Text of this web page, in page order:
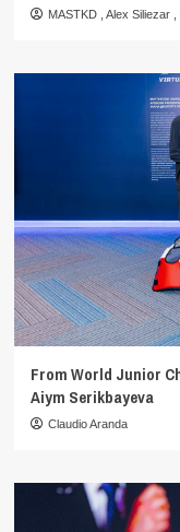
MASTKD Alex Siliezar
From World Junior
Aiym Serikbayeva
Claudio Aranda